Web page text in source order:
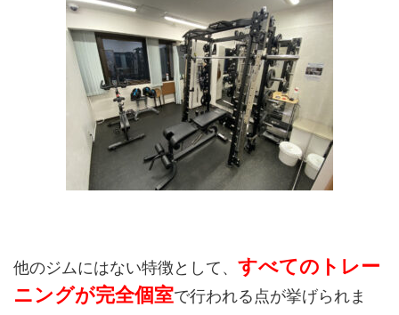
他のジムにはない特徴として、 すべてのトレー
ニングが完全個室で行われる点が挙げられま